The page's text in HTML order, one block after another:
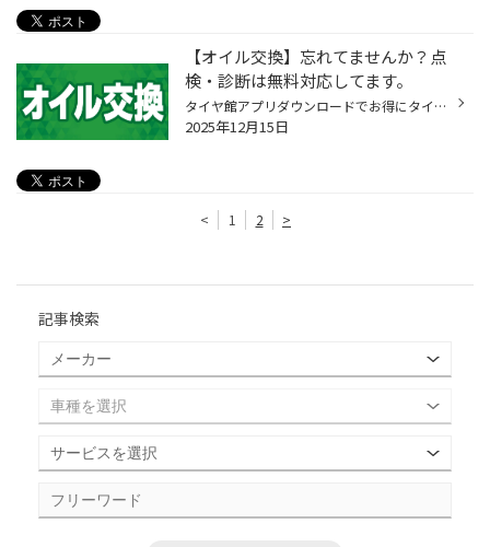
【オイル交換】忘れてませんか？点
検・診断は無料対応してます。
タイヤ館アプリダウンロードでお得にタイヤGET 詳しくはコチラ あれ？最後にオイル交換したの、いつだっけ？ こんな感じで ついつい忘れがちなっちゃうのが お車の基本メンテナンス 【エンジンオイル交換】。 もしも忘れちゃった方は 点検・診断だけでも気軽にご来店ください♪ 点検・診断は無料サー...
2025年12月15日
< 1 2 >
記事検索